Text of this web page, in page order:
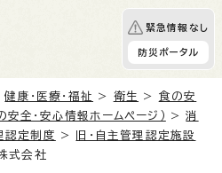
緊急情報なし
防災ポータル
健康・医療・福祉 > 衛生 > 食の安
安全・安心情報ホームページ）
>消
認定制度 >
旧・自主管理認定施設
式会社